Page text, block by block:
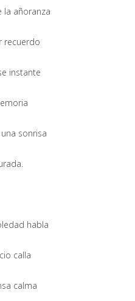
la añoranza
recuerdo
instante
sonrisa
habla
calla
calma